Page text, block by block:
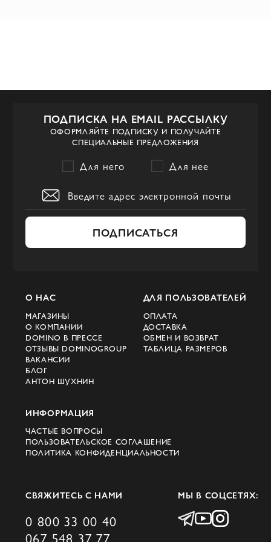
ПОДПИСКА НА EMAIL РАССЫЛКУ
ОФОРМЛЯЙТЕ ПОДПИСКУ И ПОЛУЧАЙТЕ
СПЕЦИАЛЬНЫЕ ПРЕДЛОЖЕНИЯ
Для него Для нее
ПОДПИСАТЬСЯ
О НАС
МАГАЗИНЫ
О КОМПАНИИ
DOMINO В ПРЕССЕ
ОТЗЫВЫ DOMINOGROUP
ВАКАНСИИ
БЛОГ
АНТОН ШУХНИН
ДЛЯ ПОЛЬЗОВАТЕЛЕЙ
ОПЛАТА
ДОСТАВКА
ОБМЕН И ВОЗВРАТ
ТАБЛИЦА РАЗМЕРОВ
ИНФОРМАЦИЯ
ЧАСТЫЕ ВОПРОСЫ
ПОЛЬЗОВАТЕЛЬСКОЕ СОГЛАШЕНИЕ
ПОЛИТИКА КОНФИДЕНЦИАЛЬНОСТИ
СВЯЖИТЕСЬ С НАМИ
0 800 33 00 40
067 548 37 77
МЫ В СОЦСЕТЯХ: